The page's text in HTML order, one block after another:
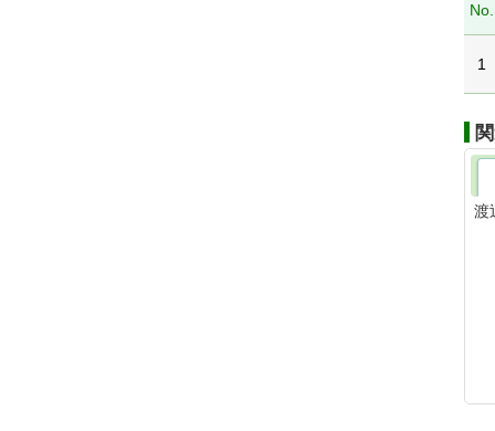
No.
1
渡